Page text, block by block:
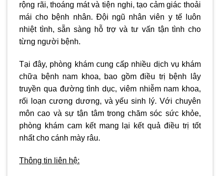
rộng rãi, thoáng mát và tiện nghi, tạo cảm giác thoải
mái cho bệnh nhân. Đội ngũ nhân viên y tế luôn
nhiệt tình, sẵn sàng hỗ trợ và tư vấn tận tình cho
từng người bệnh.
Tại đây, phòng khám cung cấp nhiều dịch vụ khám
chữa bệnh nam khoa, bao gồm điều trị bệnh lây
truyền qua đường tình dục, viêm nhiễm nam khoa,
rối loạn cương dương, và yếu sinh lý. Với chuyên
môn cao và sự tận tâm trong chăm sóc sức khỏe,
phòng khám cam kết mang lại kết quả điều trị tốt
nhất cho cánh mày râu.
Thông tin liên hệ: